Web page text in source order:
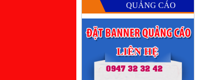
QUẢNG CÁO